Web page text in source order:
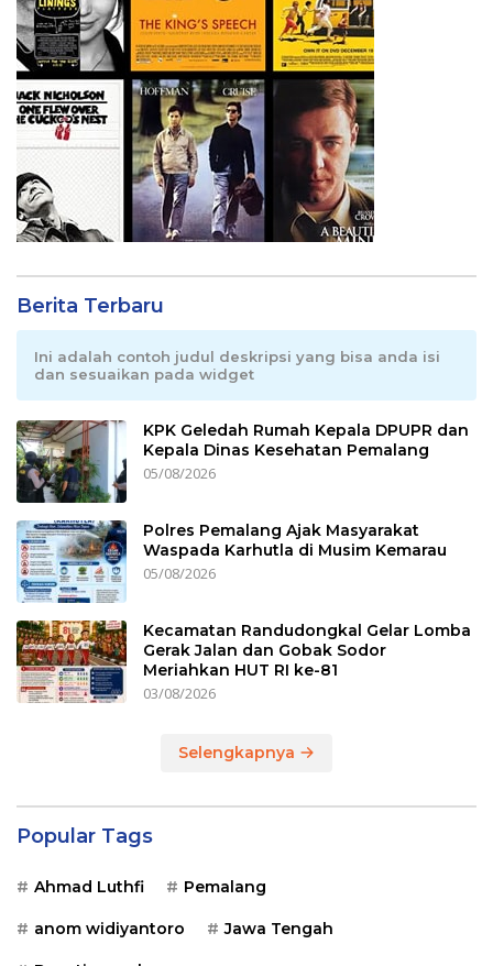
Berita Terbaru
Ini adalah contoh judul deskripsi yang bisa anda isi
dan sesuaikan pada widget
KPK Geledah Rumah Kepala DPUPR dan
Kepala Dinas Kesehatan Pemalang
05/08/2026
Polres Pemalang Ajak Masyarakat
Waspada Karhutla di Musim Kemarau
05/08/2026
Kecamatan Randudongkal Gelar Lomba
Gerak Jalan dan Gobak Sodor
Meriahkan HUT RI ke-81
03/08/2026
Selengkapnya
Popular Tags
Ahmad Luthfi Pemalang
anom widiyantoro Jawa Tengah